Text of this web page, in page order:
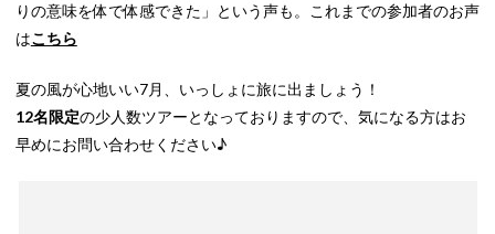
りの意味を体で体感できた」という声も。これまでの参加者のお声
はこちら
夏の風が心地いい7月、いっしょに旅に出ましょう！
12名限定の少人数ツアーとなっておりますので、気になる方はお
早めにお問い合わせください♪